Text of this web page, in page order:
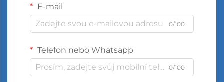
E-mail
0/100
Telefon nebo Whatsapp
0/100